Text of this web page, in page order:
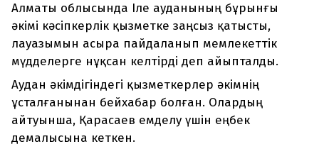
Алматы облысында Іле ауданының бұрынғы
әкімі кәсіпкерлік қызметке заңсыз қатысты,
лауазымын асыра пайдаланып мемлекеттік
мүдделерге нұқсан келтірді деп айыпталды.
Аудан әкімдігіндегі қызметкерлер әкімнің
ұсталғанынан бейхабар болған. Олардың
айтуынша, Қарасаев емделу үшін еңбек
демалысына кеткен.